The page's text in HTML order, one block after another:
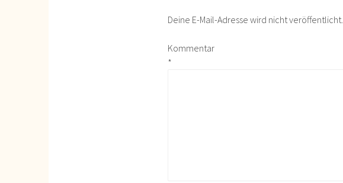
Deine E-Mail-Adresse wird nicht veröffentlicht.
Kommentar
*